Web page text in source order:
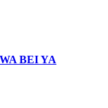
BEI YA